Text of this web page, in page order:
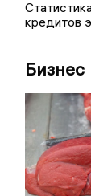
кредитов
Бизнес